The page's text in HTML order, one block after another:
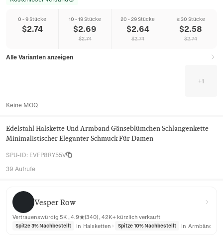
0 - 9 Stücke
$2.74
10 - 19 Stücke
$2.69
$2.74
20 - 29 Stücke
$2.64
$2.74
≥ 30 Stücke
$2.58
$2.74
Alle Varianten anzeigen
+1
Keine MOQ
Edelstahl Halskette Und Armband Gänseblümchen Schlangenkette
Minimalistischer Eleganter Schmuck Für Damen
SPU-ID: EVFP8RY55V
39 Aufrufe
Vesper Row
Vesper Row
Vertrauenswürdig 5K , 4.9★(340) , 42K+ kürzlich verkauft
Spitze 3% Nachbestellt in Halsketten Spitze 10% Nachbestellt in Armbänder